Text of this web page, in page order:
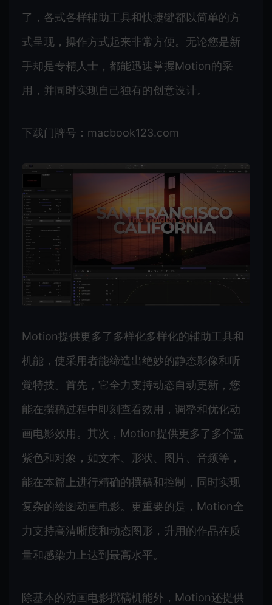
了，各式各样辅助工具和快捷键都以简单的方
式呈现，操作方式起来非常方便。无论您是新
手却是专精人士，都能迅速掌握Motion的采
用，并同时实现自己独有的创意设计。
下载门牌号：macbook123.com
Motion提供更多了多样化多样化的辅助工具和
机能，使采用者能缔造出绝妙的静态影像和听
觉特技。首先，它全力支持动态自动更新，您
能在撰稿过程中即刻查看效用，调整和优化动
画电影效用。其次，Motion提供更多了多个蓝
紫色和对象，如文本、形状、图片、音频等，
能在本篇上进行精确的撰稿和控制，同时实现
复杂的绘图动画电影。更重要的是，Motion全
力支持高清晰度和动态图形，升用的作品在质
量和感染力上达到最高水平。
除基本的动画电影撰稿机能外，Motion还提供